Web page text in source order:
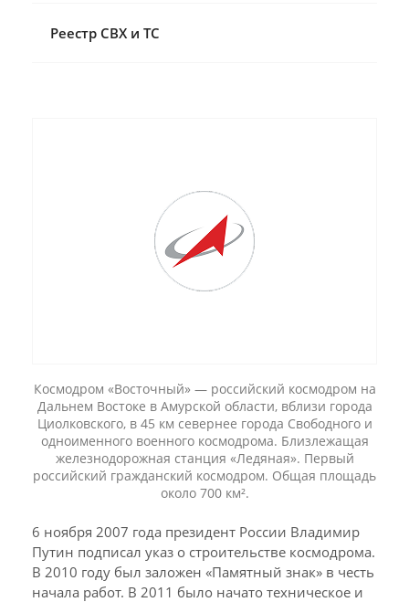
Реестр СВХ и ТС
Космодром «Восточный» — российский космодром на
Дальнем Востоке в Амурской области, вблизи города
Циолковского, в 45 км севернее города Свободного и
одноименного военного космодрома. Близлежащая
железнодорожная станция «Ледяная». Первый
российский гражданский космодром. Общая площадь
около 700 км².
6 ноября 2007 года президент России Владимир
Путин подписал указ о строительстве космодрома.
В 2010 году был заложен «Памятный знак» в честь
начала работ. В 2011 было начато техническое и